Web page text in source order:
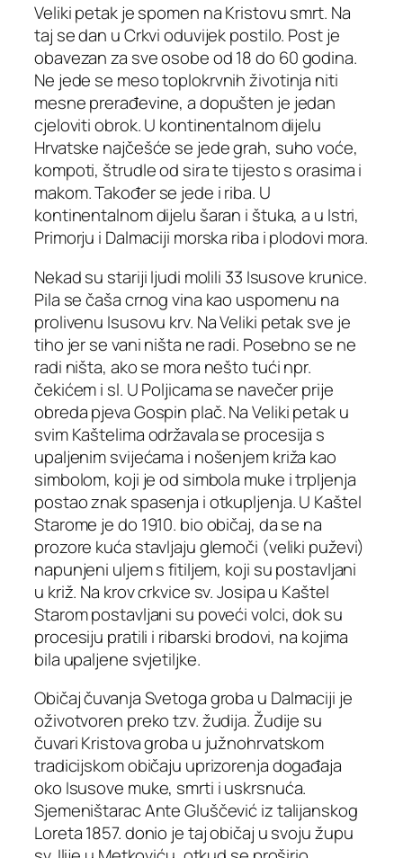
Veliki petak je spomen na Kristovu smrt. Na
taj se dan u Crkvi oduvijek postilo. Post je
obavezan za sve osobe od 18 do 60 godina.
Ne jede se meso toplokrvnih životinja niti
mesne prerađevine, a dopušten je jedan
cjeloviti obrok. U kontinentalnom dijelu
Hrvatske najčešće se jede grah, suho voće,
kompoti, štrudle od sira te tijesto s orasima i
makom. Također se jede i riba. U
kontinentalnom dijelu šaran i štuka, a u Istri,
Primorju i Dalmaciji morska riba i plodovi mora.
Nekad su stariji ljudi molili 33 Isusove krunice.
Pila se čaša crnog vina kao uspomenu na
prolivenu Isusovu krv. Na Veliki petak sve je
tiho jer se vani ništa ne radi. Posebno se ne
radi ništa, ako se mora nešto tući npr.
čekićem i sl. U Poljicama se navečer prije
obreda pjeva Gospin plač. Na Veliki petak u
svim Kaštelima održavala se procesija s
upaljenim svijećama i nošenjem križa kao
simbolom, koji je od simbola muke i trpljenja
postao znak spasenja i otkupljenja. U Kaštel
Starome je do 1910. bio običaj, da se na
prozore kuća stavljaju glemoči (veliki puževi)
napunjeni uljem s fitiljem, koji su postavljani
u križ. Na krov crkvice sv. Josipa u Kaštel
Starom postavljani su poveći volci, dok su
procesiju pratili i ribarski brodovi, na kojima
bila upaljene svjetiljke.
Običaj čuvanja Svetoga groba u Dalmaciji je
oživotvoren preko tzv. žudija. Žudije su
čuvari Kristova groba u južnohrvatskom
tradicijskom običaju uprizorenja događaja
oko Isusove muke, smrti i uskrsnuća.
Sjemeništarac Ante Gluščević iz talijanskog
Loreta 1857. donio je taj običaj u svoju župu